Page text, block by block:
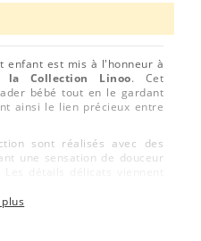
enfant est mis à l'honneur à
la Collection Linoo. Cet
bébé tout en le gardant
ainsi le lien précieux entre
sont réalisés avec des
une sensation de douceur
également présentée dans